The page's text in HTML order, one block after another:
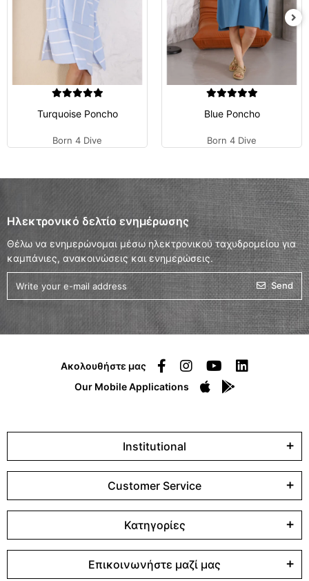
Turquoise Poncho
Born 4 Dive
Blue Poncho
Born 4 Dive
Ηλεκτρονικό δελτίο ενημέρωσης
Θέλω να ενημερώνομαι μέσω ηλεκτρονικού ταχυδρομείου για
καμπάνιες, ανακοινώσεις και ενημερώσεις.
Send
Ακολουθήστε μας
Our Mobile Applications
Institutional
Customer Service
Κατηγορίες
Επικοινωνήστε μαζί μας